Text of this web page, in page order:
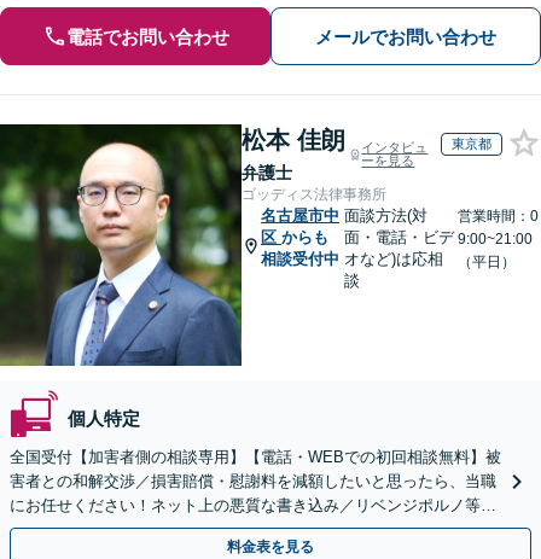
電話でお問い合わせ メールでお問い合わせ
松本 佳朗
弁護士
インタビュ
ーを見る
東京都
ゴッディス法律事務所
名古屋市中
区 からも
相談受付中
面談方法(対
面・電話・ビデ
オなど)は応相
談
営業時間：0
9:00~21:00
（平日）
個人特定
全国受付【加害者側の相談専用】【電話・WEBでの初回相談無料】被
害者との和解交渉／損害賠償・慰謝料を減額したいと思ったら、当職
にお任せください！ネット上の悪質な書き込み／リベンジポルノ等、
代表弁護士が最後まで対応【関東エリア以外の相談も可】
料金表を見る